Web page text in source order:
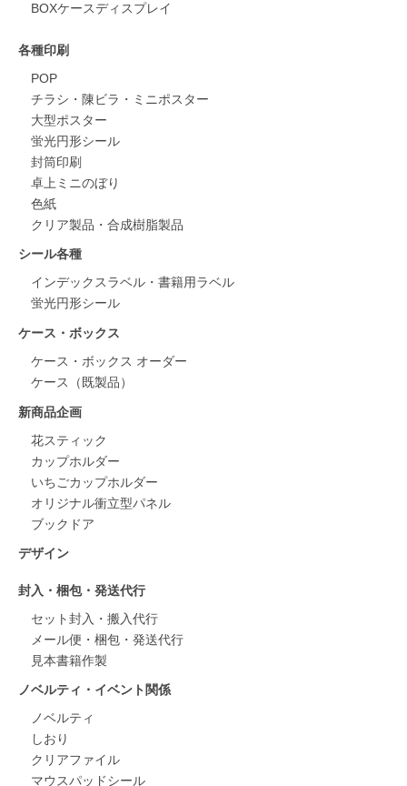
BOXケースディスプレイ
各種印刷
POP
チラシ・陳ビラ・ミニポスター
大型ポスター
蛍光円形シール
封筒印刷
卓上ミニのぼり
色紙
クリア製品・合成樹脂製品
シール各種
インデックスラベル・書籍用ラベル
蛍光円形シール
ケース・ボックス
ケース・ボックス オーダー
ケース（既製品）
新商品企画
花スティック
カップホルダー
いちごカップホルダー
オリジナル衝立型パネル
ブックドア
デザイン
封入・梱包・発送代行
セット封入・搬入代行
メール便・梱包・発送代行
見本書籍作製
ノベルティ・イベント関係
ノベルティ
しおり
クリアファイル
マウスパッドシール